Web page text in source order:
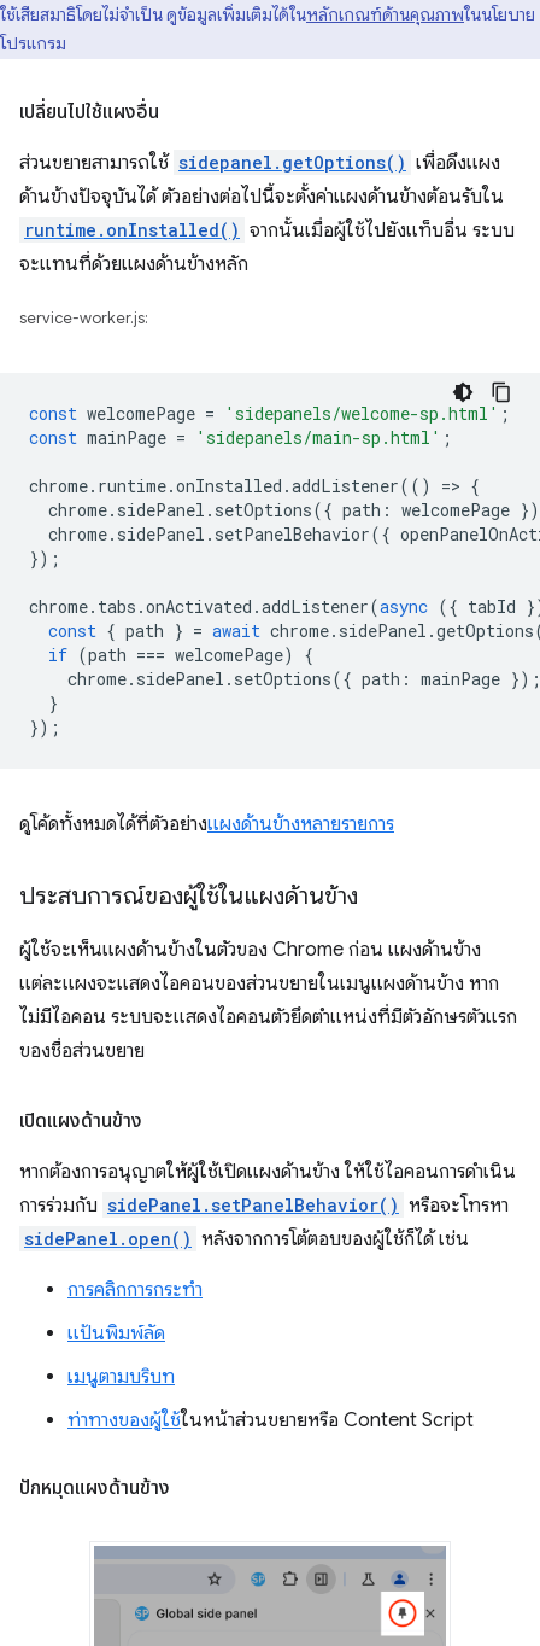
ใช้เสียสมาธิโดยไม่จำเป็น ดูข้อมูลเพิ่มเติมได้ในหลักเกณฑ์ด้านคุณภาพในนโยบาย
โปรแกรม
เปลี่ยนไปใช้แผงอื่น
ส่วนขยายสามารถใช้ sidepanel.getOptions() เพื่อดึงแผง
ด้านข้างปัจจุบันได้ ตัวอย่างต่อไปนี้จะตั้งค่าแผงด้านข้างต้อนรับใน
runtime.onInstalled() จากนั้นเมื่อผู้ใช้ไปยังแท็บอื่น ระบบ
จะแทนที่ด้วยแผงด้านข้างหลัก
service-worker.js:
const welcomePage = 'sidepanels/welcome-sp.html' ;
const mainPage = 'sidepanels/main-sp.html' ;
chrome. runtime.onInstalled .addListener(() => {
chrome. sidePanel . setOptions({ path : welcomePage
chrome. sidePanel . setPanelBehavior({
});
chrome. tabs .onActivated .addListener(async ({ tabId
const { path } = await chrome. sidePanel .getOptions
if (path === welcomePage)
{
chrome. sidePanel . setOptions({ path : mainPage });
}
});
ดูโค้ดทั้งหมดได้ที่ตัวอย่างแผงด้านข้างหลายรายการ
ประสบการณ์ของผู้ใช้ในแผงด้านข้าง
ผู้ใช้จะเห็นแผงด้านข้างในตัวของ Chrome ก่อน แผงด้านข้าง
แต่ละแผงจะแสดงไอคอนของส่วนขยายในเมนูแผงด้านข้าง หาก
ไม่มีไอคอน ระบบจะแสดงไอคอนตัวยึดตำแหน่งที่มีตัวอักษรตัวแรก
ของชื่อส่วนขยาย
เปิดแผงด้านข้าง
หากต้องการอนุญาตให้ผู้ใช้เปิดแผงด้านข้าง ให้ใช้ไอคอนการดำเนิน
การร่วมกับ sidePanel.setPanelBehavior() หรือจะโทรหา
sidePanel.open() หลังจากการโต้ตอบของผู้ใช้ก็ได้ เช่น
การคลิกการกระทำ
แป้นพิมพ์ลัด
เมนูตามบริบท
ท่าทางของผู้ใช้ในหน้าส่วนขยายหรือ Content Script
ปักหมุดแผงด้านข้าง